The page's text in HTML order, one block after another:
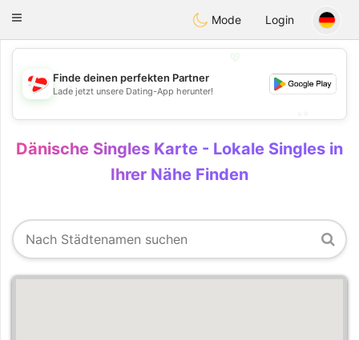
SmukDansk
Toggle
Mode Login
💖
💕
Finde deinen perfekten Partner
Lade jetzt unsere Dating-App herunter!
Dänische Singles Karte - Lokale Singles in
Ihrer Nähe Finden